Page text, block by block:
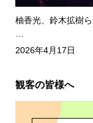
柚香光、鈴木拡樹
2026年4月17日
観客の皆様へ